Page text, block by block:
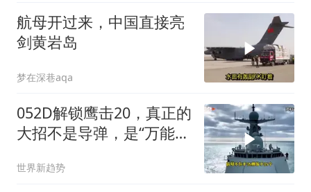
航母开过来，中国直接亮
剑黄岩岛
梦在深巷aqa
052D解锁鹰击20，真正的
大招不是导弹，是“万能插
世界新趋势